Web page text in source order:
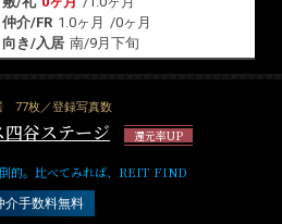
仲介/FR 1.0ヶ月 /0ヶ月
向き/入居 南/9月下旬
77枚／登録写真数
谷ステージ 還元率UP
的。比べてみれば、REIT FIND
介手数料無料